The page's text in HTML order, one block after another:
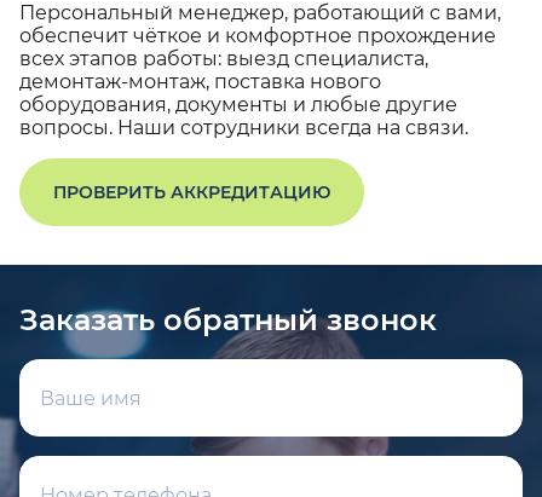
Персональный менеджер, работающий с вами,
обеспечит чёткое и комфортное прохождение
всех этапов работы: выезд специалиста,
демонтаж-монтаж, поставка нового
оборудования, документы и любые другие
вопросы. Наши сотрудники всегда на связи.
ПРОВЕРИТЬ АККРЕДИТАЦИЮ
Заказать обратный звонок